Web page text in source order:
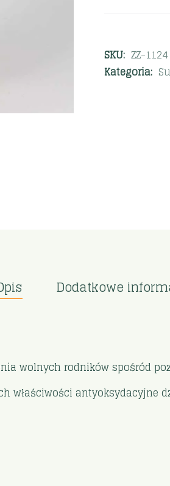
SKU: ZZ-1124
Kategoria:
Dodatkowe
wolnych rodników spośród
właściwości